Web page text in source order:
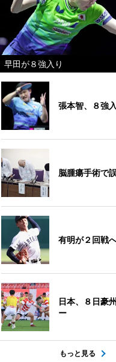
早田が８強入り
張本智、８強
脳腫瘍手術で
有明が２回戦
日本、８日豪
ー
もっと見る